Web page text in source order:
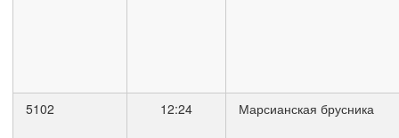
5102 12:24 Марсианская брусника